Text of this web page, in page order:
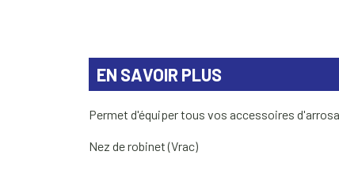
EN SAVOIR PLUS
Permet d'équiper tous vos accessoires
Nez de robinet (Vrac)